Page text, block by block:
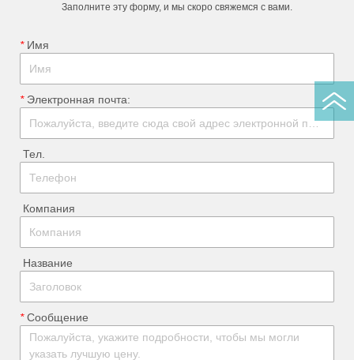
Заполните эту форму, и мы скоро свяжемся с вами.
*ㅤ Имя
*ㅤ Электронная почта:
ㅤ Тел.
ㅤ Компания
ㅤ Название
*ㅤ Сообщение